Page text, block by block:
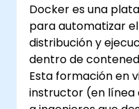
Docker es una
para automatizar
distribución y
dentro de
Esta formación en
instructor (en línea